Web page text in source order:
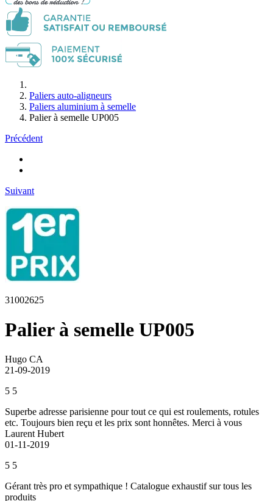
Paliers auto-aligneurs
Paliers aluminium à semelle
Palier à semelle UP005
Précédent
Suivant
31002625
Palier à semelle UP005
Hugo CA
21-09-2019
5 5
Superbe adresse parisienne pour tout ce qui est roulements, rotules
etc. Toujours bien reçu et les prix sont honnêtes. Merci à vous
Laurent Hubert
01-11-2019
5 5
Gérant très pro et sympathique ! Catalogue exhaustif sur tous les
produits